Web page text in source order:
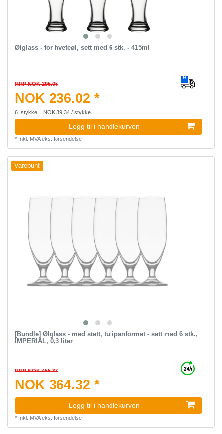
Ølglass - for hveteøl, sett med 6 stk. - 415ml
RRP NOK 295.05
NOK 236.02 *
6 stykke | NOK 39.34 / stykke
Legg til i handlekurven
* Inkl. MVAeks. forsendelse
Varebunt
[Bundle] Ølglass - med stett, tulipanformet - sett med 6 stk.,
IMPERIAL, 0,3 liter
RRP NOK 455.37
NOK 364.32 *
Legg til i handlekurven
* Inkl. MVAeks. forsendelse